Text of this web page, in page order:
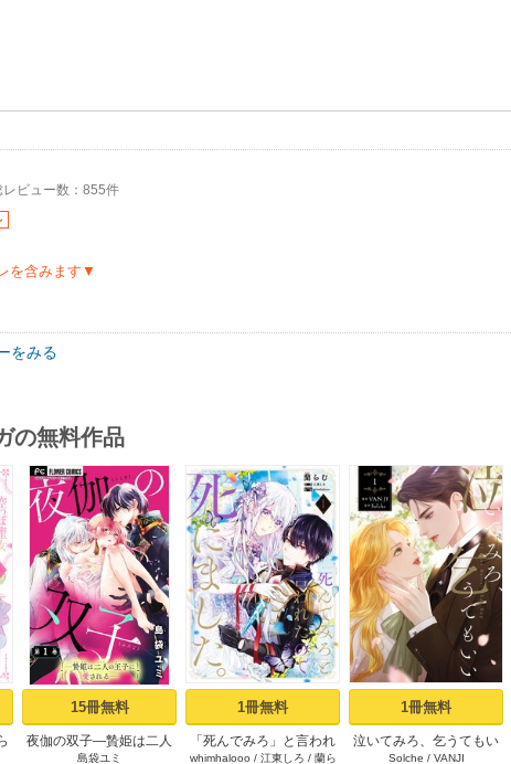
レビュー数：855件
を含みます▼
をみる
の無料作品
15冊無料
夜伽の双子―贄姫は二人
の王子に愛される―【マ
島袋ユミ
1冊無料
「死んでみろ」と言われ
たので死にました。 1
whimhalooo / 江東しろ / 蘭ら
1冊無料
泣いてみろ、乞うてもい
い １
Solche / VANJI